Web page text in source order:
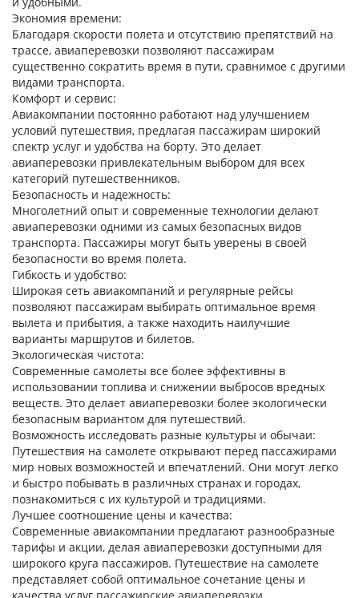
Экономия времени:
Благодаря скорости полета и отсутствию препятствий на
трассе, авиаперевозки позволяют пассажирам
существенно сократить время в пути, сравнимое с другими
видами транспорта.
Комфорт и сервис:
Авиакомпании постоянно работают над улучшением
условий путешествия, предлагая пассажирам широкий
спектр услуг и удобства на борту. Это делает
авиаперевозки привлекательным выбором для всех
категорий путешественников.
Безопасность и надежность:
Многолетний опыт и современные технологии делают
авиаперевозки одними из самых безопасных видов
транспорта. Пассажиры могут быть уверены в своей
безопасности во время полета.
Гибкость и удобство:
Широкая сеть авиакомпаний и регулярные рейсы
позволяют пассажирам выбирать оптимальное время
вылета и прибытия, а также находить наилучшие
варианты маршрутов и билетов.
Экологическая чистота:
Современные самолеты все более эффективны в
использовании топлива и снижении выбросов вредных
веществ. Это делает авиаперевозки более экологически
безопасным вариантом для путешествий.
Возможность исследовать разные культуры и обычаи:
Путешествия на самолете открывают перед пассажирами
мир новых возможностей и впечатлений. Они могут легко
и быстро побывать в различных странах и городах,
познакомиться с их культурой и традициями.
Лучшее соотношение цены и качества:
Современные авиакомпании предлагают разнообразные
тарифы и акции, делая авиаперевозки доступными для
широкого круга пассажиров. Путешествие на самолете
представляет собой оптимальное сочетание цены и